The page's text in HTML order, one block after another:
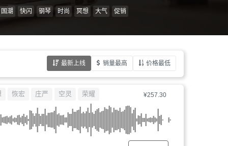
情
风
乐
文
件
编
国潮 快闪 钢琴 时尚 冥想 大气 促销
最新上线 销量最高 价格最低
¥257.30
恢宏 庄严 空灵 荣耀